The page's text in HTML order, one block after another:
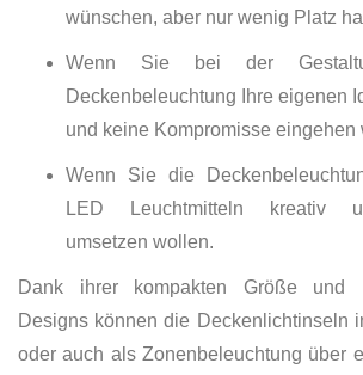
wünschen, aber nur wenig Platz
Wenn Sie bei der
Deckenbeleuchtung Ihre eigenen
und keine Kompromisse eingehen
Wenn Sie die
LED Leuchtmitteln kreativ
umsetzen wollen.
Dank ihrer kompakten Größe und
Designs können die Deckenlichtinseln
oder auch als Zonenbeleuchtung über